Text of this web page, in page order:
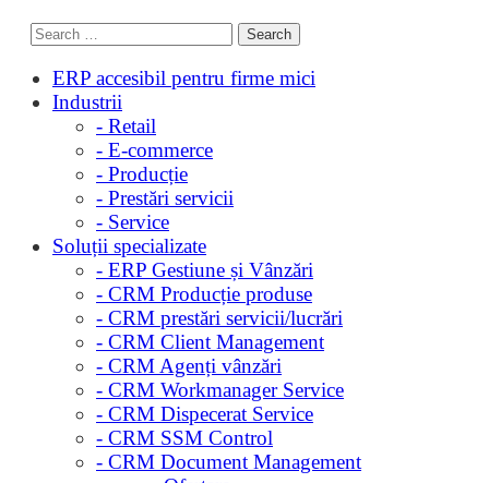
ERP accesibil pentru firme mici
Industrii
- Retail
- E-commerce
- Producție
- Prestări servicii
- Service
Soluții specializate
- ERP Gestiune și Vânzări
- CRM Producție produse
- CRM prestări servicii/lucrări
- CRM Client Management
- CRM Agenți vânzări
- CRM Workmanager Service
- CRM Dispecerat Service
- CRM SSM Control
- CRM Document Management